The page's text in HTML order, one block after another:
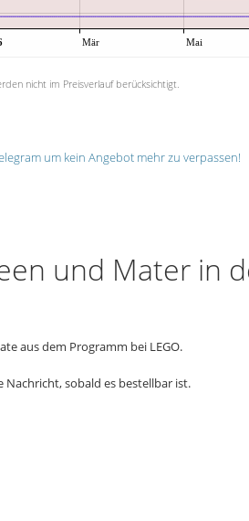
Mär Mai
nicht im Preisverlauf berücksichtigt.
um kein Angebot mehr zu verpassen!
und Mater in
aus dem Programm bei LEGO.
sobald es bestellbar ist.